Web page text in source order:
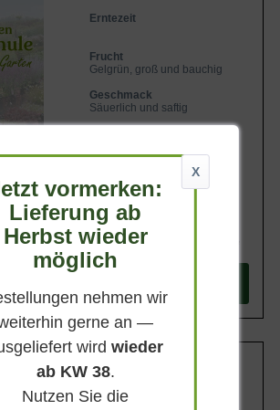
Erntezeit
Frucht
Gelgrün, groß und bauchig
Geschmack
Säuerlich und saftig
18 StU m. Db.
Wuchsendhöhe
X
vormerken:
Lieferung ab
Herbst wieder
möglich
nehmen wir
gerne an —
wirdwieder
ab KW 38.
Nutzen Sie die